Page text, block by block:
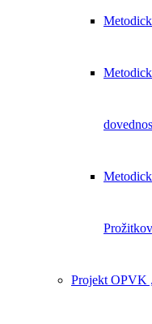
Projekt OPVK